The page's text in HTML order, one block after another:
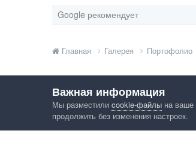
Google рекомендует
Главная Галерея Портофолио
Важная информация
Мы разместили cookie-файлы на ваше
продолжить без изменения настроек.